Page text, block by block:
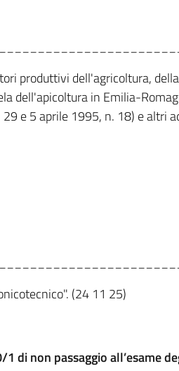
produttivi dell'agricoltura,
dell'apicoltura in Emilia-
e 5 aprile 1995, n. 18) e altri
(24 11 25)
di non passaggio all’esame